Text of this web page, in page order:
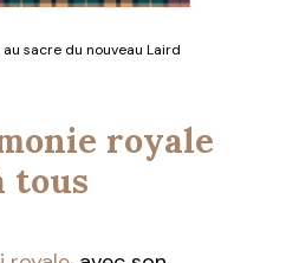
sacre du nouveau Laird
royale
tous